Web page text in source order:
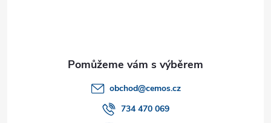
obchod@cemos.cz
734 470 069